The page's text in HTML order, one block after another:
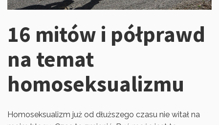
16 mitów i półprawd
na temat
homoseksualizmu
Homoseksualizm już od dłuższego czasu nie witał na